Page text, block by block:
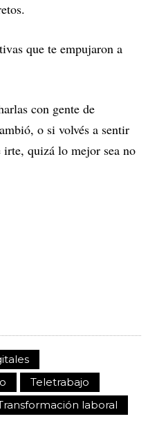
que te empujaron a
con gente de
o si volvés a sentir
quizá lo mejor sea no
Teletrabajo
laboral